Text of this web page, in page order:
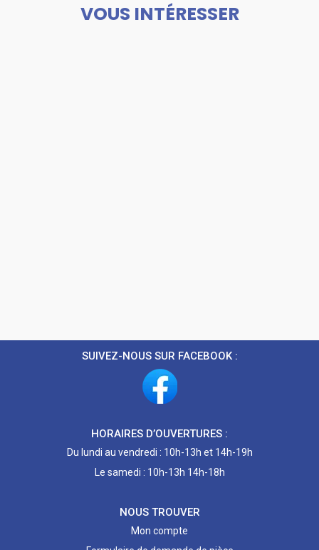
VOUS INTÉRESSER
SUIVEZ-NOUS SUR FACEBOOK :
HORAIRES D’OUVERTURES :
Du lundi au vendredi : 10h-13h et 14h-19h
Le samedi : 10h-13h 14h-18h
NOUS TROUVER
Mon compte